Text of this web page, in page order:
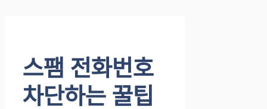
스팸 전화번호
차단하는 꿀팁